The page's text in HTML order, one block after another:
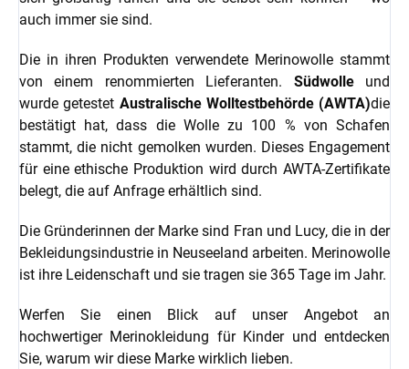
auch immer sie sind.
Die in ihren Produkten verwendete Merinowolle stammt
von einem renommierten Lieferanten. Südwolleund
wurde getestet Australische Wolltestbehörde (AWTA)die
bestätigt hat, dass die Wolle zu 100 % von Schafen
stammt, die nicht gemolken wurden. Dieses Engagement
für eine ethische Produktion wird durch AWTA-Zertifikate
belegt, die auf Anfrage erhältlich sind.
Die Gründerinnen der Marke sind Fran und Lucy, die in der
Bekleidungsindustrie in Neuseeland arbeiten. Merinowolle
ist ihre Leidenschaft und sie tragen sie 365 Tage im Jahr.
Werfen Sie einen Blick auf unser Angebot an
hochwertiger Merinokleidung für Kinder und entdecken
Sie, warum wir diese Marke wirklich lieben.